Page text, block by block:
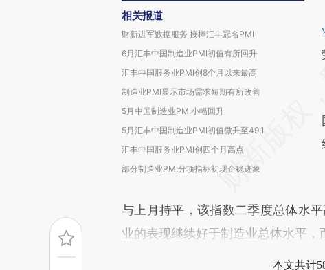
相关报道
财新进军数据服务 接棒汇丰冠名PMI
6月汇丰中国制造业PMI初值有所回升
汇丰中国服务业PMI创8个月以来最高
制造业PMI显示市场需求短期有所改善
5月中国制造业PMI小幅回升
5月汇丰中国制造业PMI初值微升至49.1
汇丰中国服务业PMI创四个月高点
部分制造业PMI分项指标初现企稳迹象
与上月持平，该指数二季度总体水
业的表现继续好于制造业总体水平，
本文共计